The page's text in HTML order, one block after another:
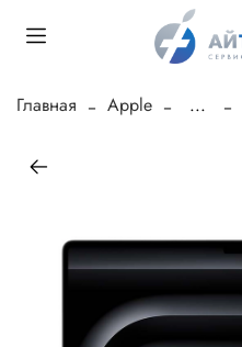
Главная Apple ...